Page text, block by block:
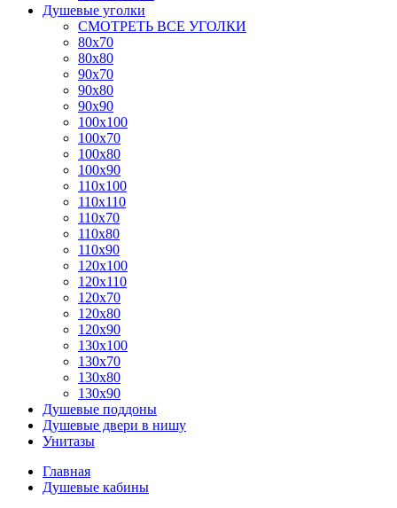
Душевые уголки
СМОТРЕТЬ ВСЕ УГОЛКИ
80x70
80x80
90x70
90x80
90x90
100x100
100x70
100x80
100x90
110x100
110x110
110x70
110x80
110x90
120x100
120x110
120x70
120x80
120x90
130x100
130x70
130x80
130x90
Душевые поддоны
Душевые двери в нишу
Унитазы
Главная
Душевые кабины